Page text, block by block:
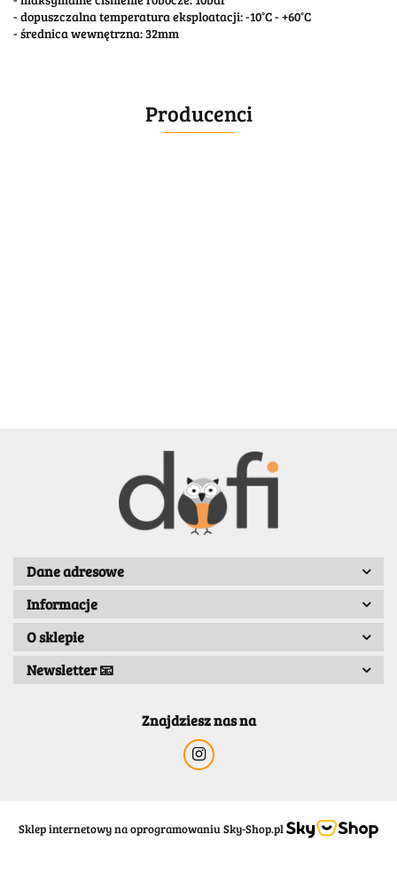
- dopuszczalna temperatura eksploatacji: -10°C - +60°C
- średnica wewnętrzna: 32mm
Producenci
BENASSI/GALGI
Dane adresowe
Informacje
O sklepie
Newsletter 📧
Znajdziesz nas na
Sklep internetowy na oprogramowaniu Sky-Shop.pl